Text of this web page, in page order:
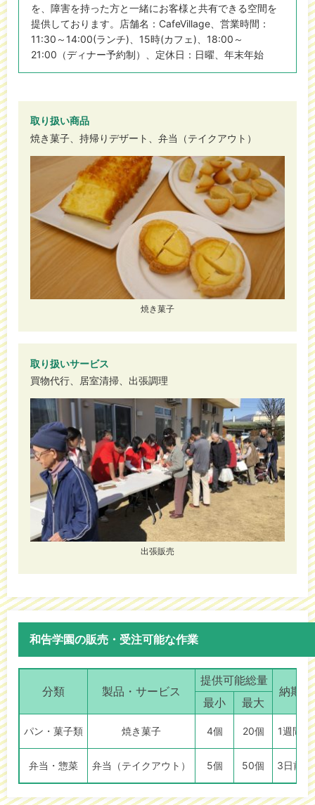
を、障害を持った方と一緒にお客様と共有できる空間を
提供しております。店舗名：CafeVillage、営業時間：
11:30～14:00(ランチ)、15時(カフェ)、18:00～
21:00（ディナー予約制）、定休日：日曜、年末年始
取り扱い商品
焼き菓子、持帰りデザート、弁当（テイクアウト）
焼き菓子
取り扱いサービス
買物代行、居室清掃、出張調理
出張販売
和告学園の販売・受注可能な作業
分類 製品・サービス
提供可能総量
納期
最小
最大
パン・菓子類 焼き菓子 4個 20個 1週間
弁当・惣菜 弁当（テイクアウト） 5個 50個 3日前